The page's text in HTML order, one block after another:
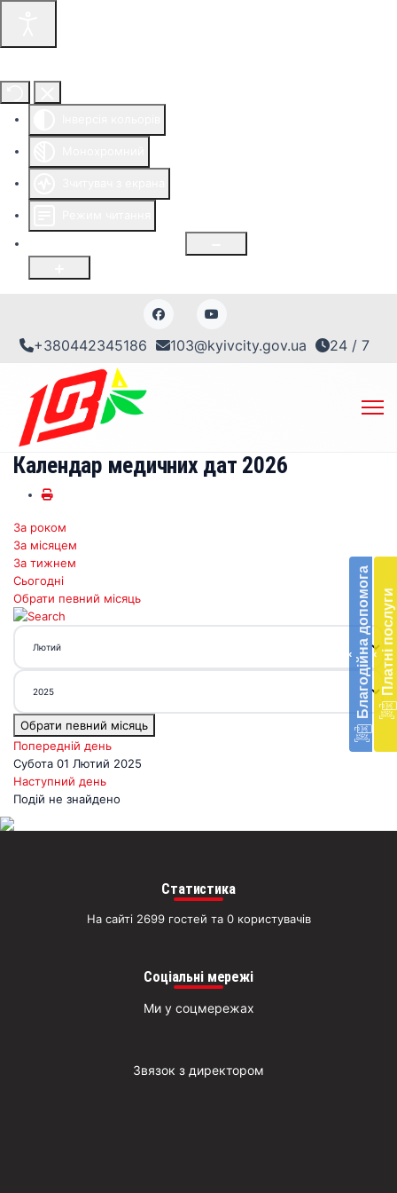
+380442345186 103@kyivcity.gov.ua 24 / 7
‹ Благодійна допомогав
‹ Платні послуги
Календар медичних дат 2026
За роком
За місяцем
За тижнем
Сьогодні
Обрати певний місяць
Обрати певний місяць
Попередній день
Субота 01 Лютий 2025
Наступний день
Подій не знайдено
Статистика
На сайті 2699 гостей та 0 користувачів
Соціальні мережі
Ми у соцмережах
Звязок з директором